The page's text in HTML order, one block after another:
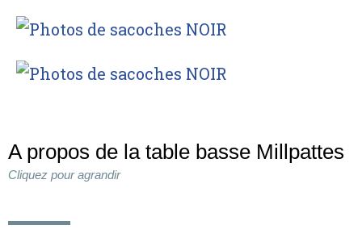
A propos de la table basse Millpattes
Cliquez pour agrandir